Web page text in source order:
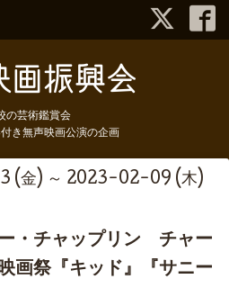
の芸術鑑賞会
き無声映画公演の企画
(金) ～ 2023-02-09 (木)
ー・チャップリン チャー
画祭『キッド』『サニー